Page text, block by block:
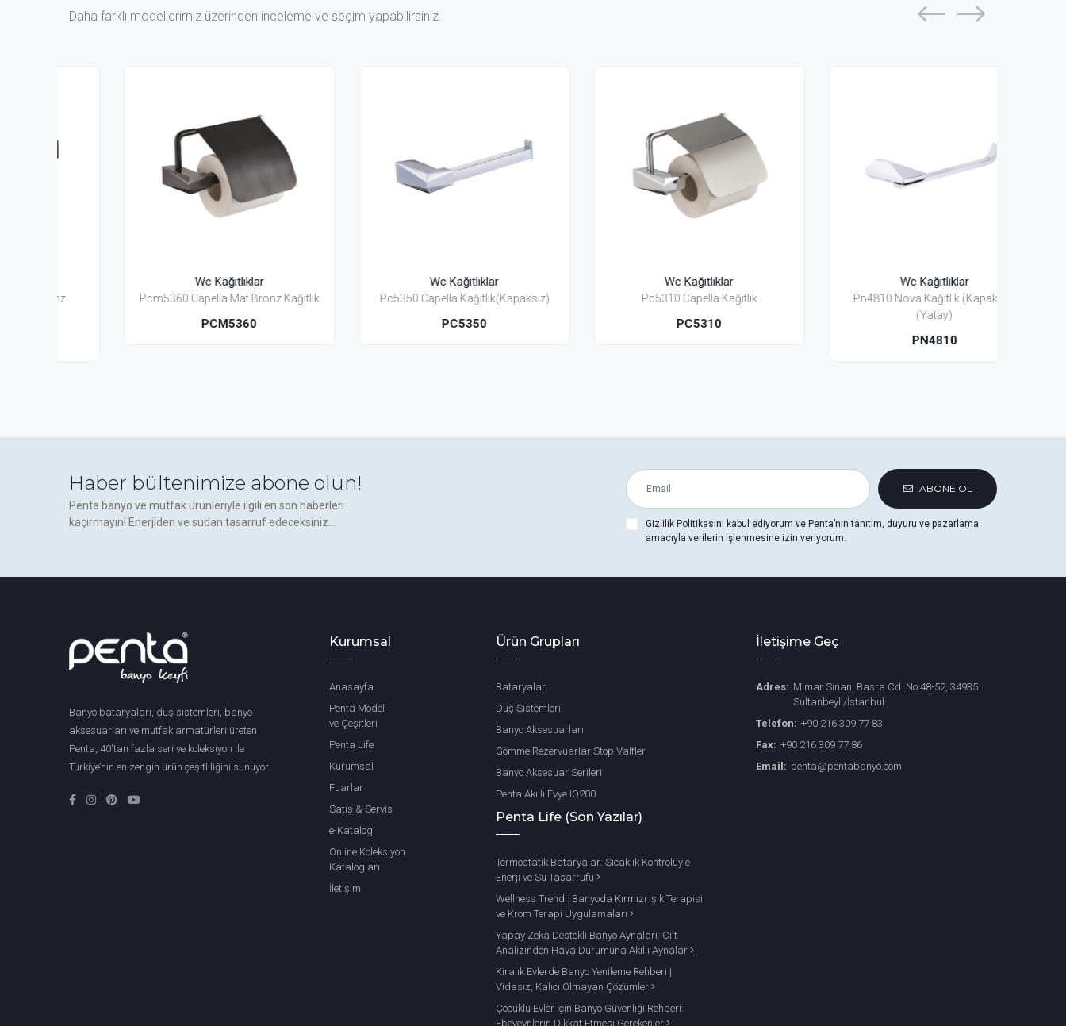
Daha farklı modellerimiz üzerinden inceleme ve seçim yapabilirsiniz.
Wc Kağıtlıklar
Pcm5360 Capella Mat Bronz Kağıtlık
PCM5360
Wc Kağıtlıklar
Pc5350 Capella Kağıtlık(Kapaksız)
Wc Kağıtlıklar
Pc5310 Capella Kağıtlık
Wc Kağıtlıklar
Pn4810 Nova Kağıtlık (Kapaksız)
Haber bültenimize abone olun!
Penta banyo ve mutfak ürünleriyle ilgili en son haberleri
kaçırmayın! Enerjiden ve sudan tasarruf edeceksiniz...
ABONE OL
Gizlilik Politikasını kabul ediyorum ve Penta’nın tanıtım, duyuru ve pazarlama
amacıyla verilerin işlenmesine izin veriyorum.
Banyo bataryaları, duş sistemleri, banyo
aksesuarları ve mutfak armatürleri üreten
Penta, 40'tan fazla seri ve koleksiyon ile
Türkiye’nin en zengin ürün çeşitliliğini sunuyor.
Kurumsal
Anasayfa
Penta Model
ve Çeşitleri
Penta Life
Kurumsal
Fuarlar
Satış & Servis
e-Katalog
Online Koleksiyon
Katalogları
İletişim
Ürün Grupları
Bataryalar
Duş Sistemleri
Banyo Aksesuarları
Gömme Rezervuarlar Stop Valfler
Banyo Aksesuar Serileri
Penta Akıllı Evye IQ200
Penta Life (Son Yazılar)
Termostatik Bataryalar: Sıcaklık Kontrolüyle
Enerji ve Su Tasarrufu
Wellness Trendi: Banyoda Kırmızı Işık Terapisi
ve Krom Terapi Uygulamaları
Yapay Zeka Destekli Banyo Aynaları: Cilt
Analizinden Hava Durumuna Akıllı Aynalar
Kiralık Evlerde Banyo Yenileme Rehberi |
Vidasız, Kalıcı Olmayan Çözümler
Çocuklu Evler İçin Banyo Güvenliği Rehberi:
Ebeveynlerin Dikkat Etmesi Gerekenler
İletişime Geç
Adres: Mimar Sinan, Basra Cd. No:48-52, 34935
Sultanbeyli/İstanbul
Telefon: +90 216 309 77 83
Fax: +90 216 309 77 86
Email: penta@pentabanyo.com